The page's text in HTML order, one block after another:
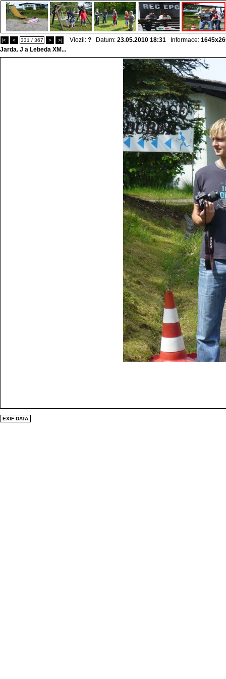
|< < 331 / 367 > >| Vlozil: ? Datum: 23.05.2010 18:31 Informace:
Jarda. J a Lebeda XM...
EXIF DATA